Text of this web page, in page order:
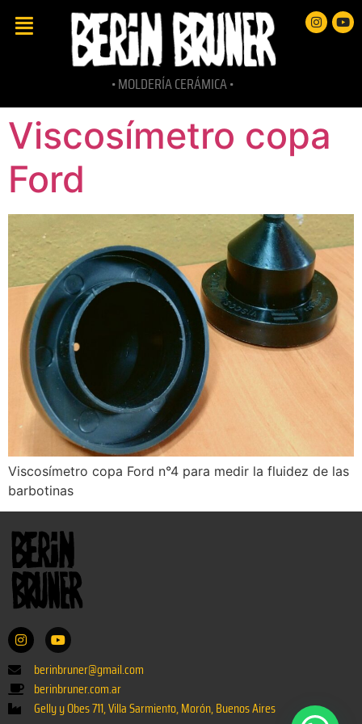
• MOLDERÍA CERÁMICA •
Viscosímetro copa
Ford
Viscosímetro copa Ford n°4 para medir la fluidez de las
barbotinas
berinbruner@gmail.com
berinbruner.com.ar
Gelly y Obes 711, Villa Sarmiento, Morón, Buenos Aires